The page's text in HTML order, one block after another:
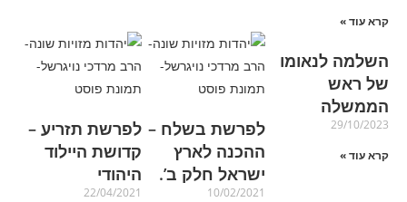
קרא עוד »
השלמה לנאומו
של ראש
הממשלה
29/10/2023
קרא עוד »
לפרשת בשלח –
ההכנה לארץ
ישראל חלק ב’.
10/02/2021
לפרשת תזריע –
קדושת היילוד
היהודי
22/04/2021